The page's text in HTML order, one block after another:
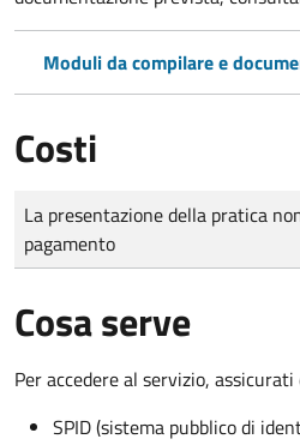
Moduli da compilare e
Costi
Tipo di pagamento
Importo
La presentazione della pratica
pagamento
Cosa serve
Per accedere al servizio, assicurati
SPID (sistema pubblico di